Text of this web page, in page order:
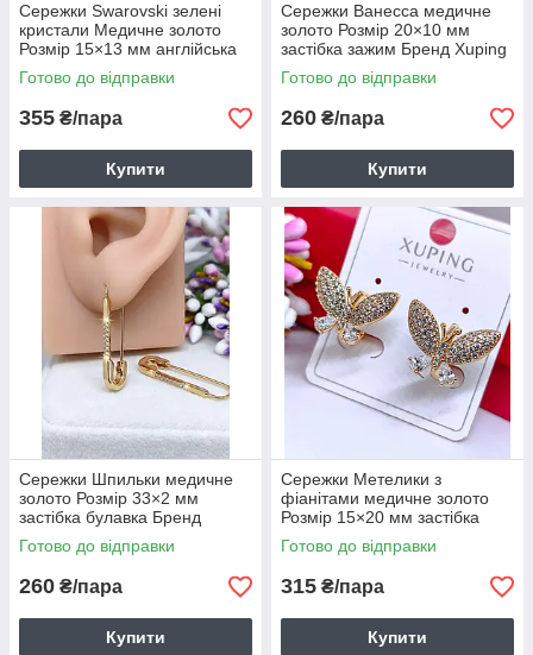
Сережки Swarovski зелені
кристали Медичне золото
Розмір 15×13 мм англійська
застібка Бренд Xuping 6152
Готово до відправки
355 ₴/пара
Купити
Сережки Ванесса медичне
золото Розмір 20×10 мм
застібка зажим Бренд Xuping
6153
Готово до відправки
260 ₴/пара
Купити
Сережки Шпильки медичне
золото Розмір 33×2 мм
застібка булавка Бренд
Xuping 6154
Готово до відправки
260 ₴/пара
Купити
Сережки Метелики з
фіанітами медичне золото
Розмір 15×20 мм застібка
кільця Бренд Xuping 6155
Готово до відправки
315 ₴/пара
Купити